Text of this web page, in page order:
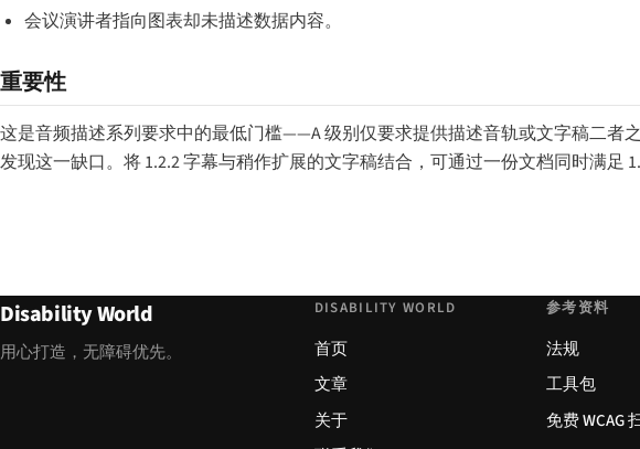
会议演讲者指向图表却未描述数据内容。
重要性
这是音频描述系列要求中的最低门槛——A 级别仅要求提供描述音轨或文字稿二者
发现这一缺口。将 1.2.2 字幕与稍作扩展的文字稿结合，可通过一份文档同时满足
Disability World
用心打造，无障碍优先。
DISABILITY WORLD
首页
文章
关于
参考资料
法规
工具包
免费 WCAG